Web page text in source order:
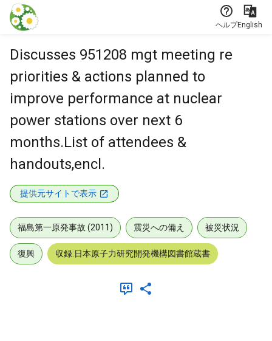
本文に飛ぶ
ヘルプEnglish
Discusses 951208 mgt meeting re
priorities & actions planned to
improve performance at nuclear
power stations over next 6
months.List of attendees &
handouts,encl.
提供元サイトで表示
福島第一原発事故 (2011) 震災への備え 被災状況
復興 収録:日本原子力研究開発機構図書館蔵書